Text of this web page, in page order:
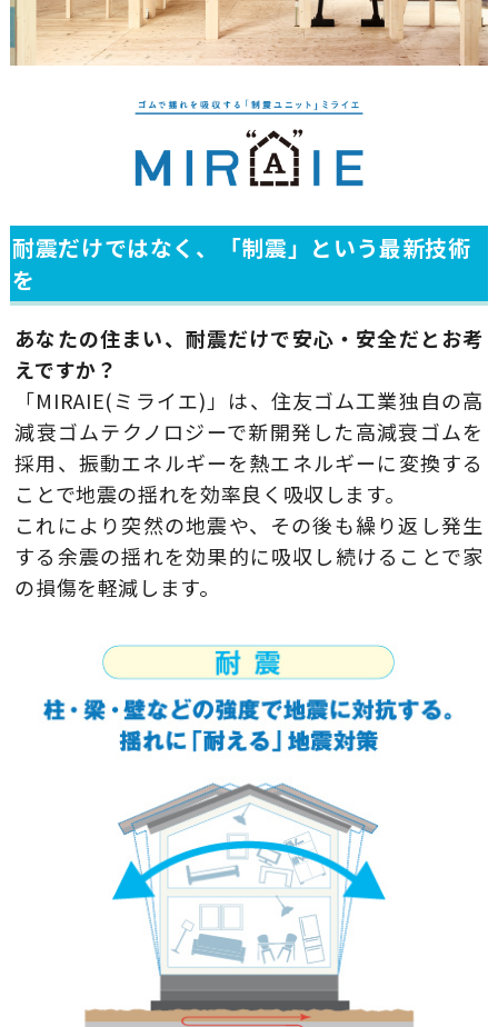
耐震だけではなく、「制震」という最新技術
を
あなたの住まい、耐震だけで安心・安全だとお考
えですか？
「MIRAIE(ミライエ)」は、住友ゴム工業独自の高
減衰ゴムテクノロジーで新開発した高減衰ゴムを
採用、振動エネルギーを熱エネルギーに変換する
ことで地震の揺れを効率良く吸収します。
これにより突然の地震や、その後も繰り返し発生
する余震の揺れを効果的に吸収し続けることで家
の損傷を軽減します。